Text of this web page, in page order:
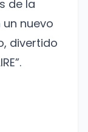
de la
nuevo
divertido